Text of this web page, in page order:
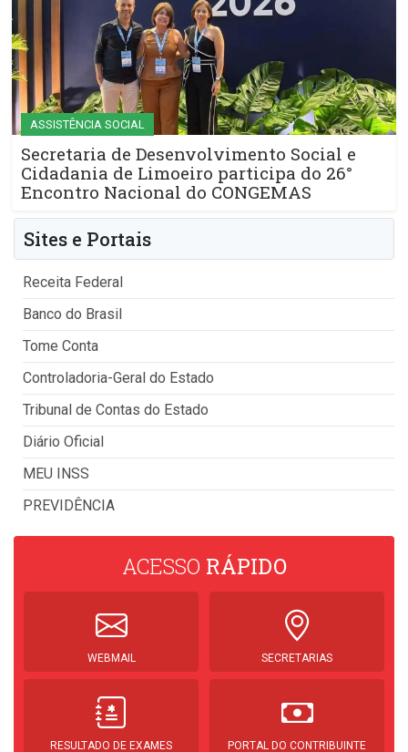
ASSISTÊNCIA SOCIAL
Secretaria de Desenvolvimento Social e
Cidadania de Limoeiro participa do 26°
Encontro Nacional do CONGEMAS
Sites e Portais
Receita Federal
Banco do Brasil
Tome Conta
Controladoria-Geral do Estado
Tribunal de Contas do Estado
Diário Oficial
MEU INSS
PREVIDÊNCIA
ACESSO RÁPIDO
WEBMAIL SECRETARIAS
RESULTADO DE EXAMES PORTAL DO CONTRIBUINTE